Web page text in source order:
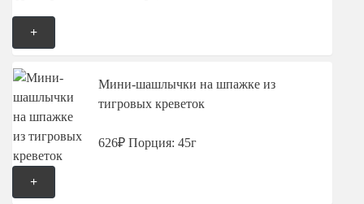
+
Мини-шашлычки на шпажке из
тигровых креветок
626₽ Порция: 45г
+